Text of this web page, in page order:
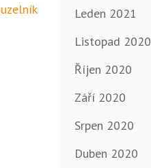
Leden 2021
Listopad 2020
Říjen 2020
Září 2020
Srpen 2020
Duben 2020